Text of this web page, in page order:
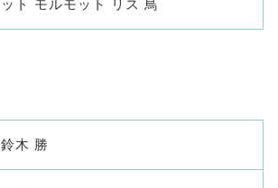
ット モルモット リス 鳥
鈴木 勝